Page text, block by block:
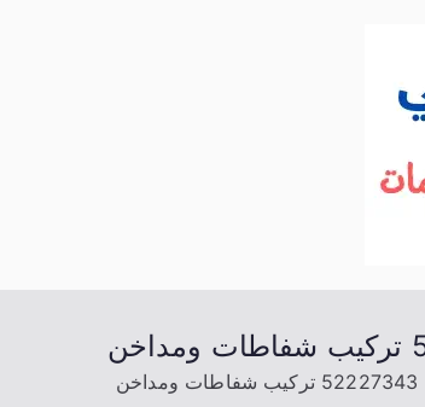
خدمات منزلية بالكويت شراء بيع فك نقل